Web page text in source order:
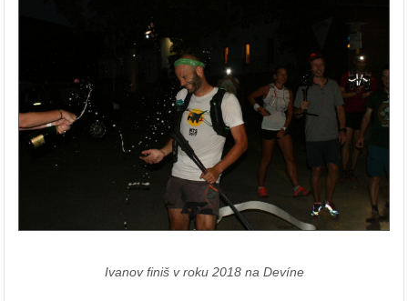
Ivanov finiš v roku 2018 na Devíne